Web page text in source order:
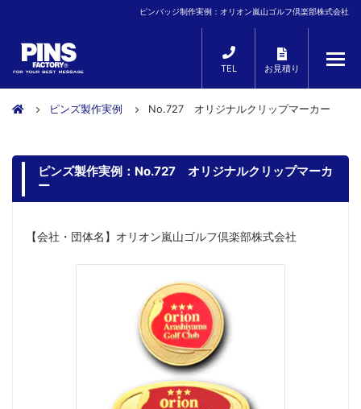
ピンバッジ制作実例：オリオン嵐山ゴルフ倶楽部株式会社
TEL お見積り
ピンズ製作実例 No.727 オリジナルクリップマーカー
ピンズ製作実例：No.727 オリジナルクリップマーカ
ー
【会社・団体名】オリオン嵐山ゴルフ倶楽部株式会社